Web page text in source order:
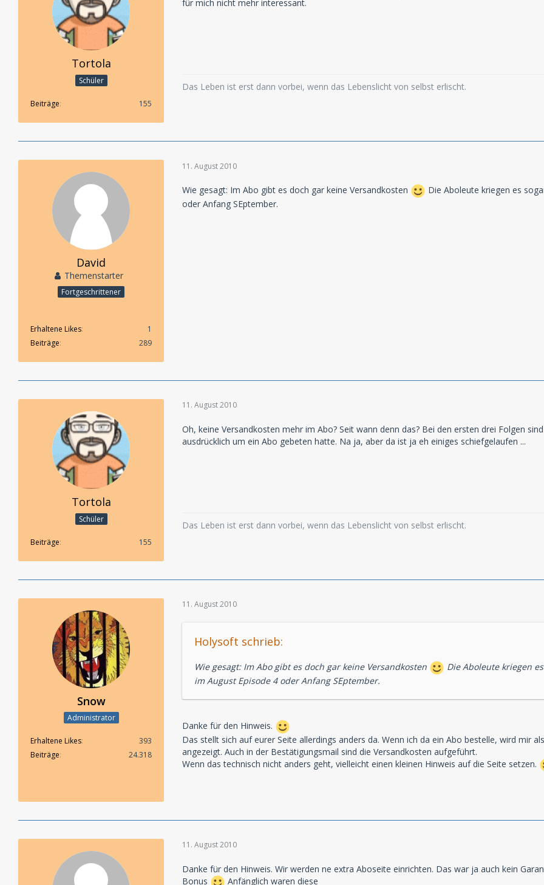
Tortola
Schüler
Beiträge 155
für mich nicht mehr interessant.
Das Leben ist erst dann vorbei, wenn das Lebenslicht von selbst erlischt.
David
Themenstarter
Fortgeschrittener
Erhaltene Likes
1
Beiträge
289
11. August 2010
Wie gesagt: Im Abo gibt es doch gar keine Versandkosten
Die Aboleute kriegen es
oder Anfang SEptember.
Tortola
Schüler
Beiträge 155
11. August 2010
Oh, keine Versandkosten mehr im Abo? Seit wann denn das? Bei den ersten drei Folgen
ausdrücklich um ein Abo gebeten hatte. Na ja, aber da ist ja eh einiges schiefgelaufen ...
Das Leben ist erst dann vorbei, wenn das Lebenslicht von selbst erlischt.
Snow
Administrator
Erhaltene Likes
393
Beiträge
24.318
11. August 2010
Holysoft schrieb:
Wie gesagt: Im Abo gibt es doch gar keine Versandkosten
Die Aboleute kriegen
im August Episode 4 oder Anfang SEptember.
Danke für den Hinweis.
Das stellt sich auf eurer Seite allerdings anders da. Wenn ich da ein Abo bestelle, wird mir
angezeigt. Auch in der Bestätigungsmail sind die Versandkosten aufgeführt.
Wenn das technisch nicht anders geht, vielleicht einen kleinen Hinweis auf die Seite setzen.
11. August 2010
Danke für den Hinweis. Wir werden ne extra Aboseite einrichten. Das war ja auch kein
Bonus
Anfänglich waren diese